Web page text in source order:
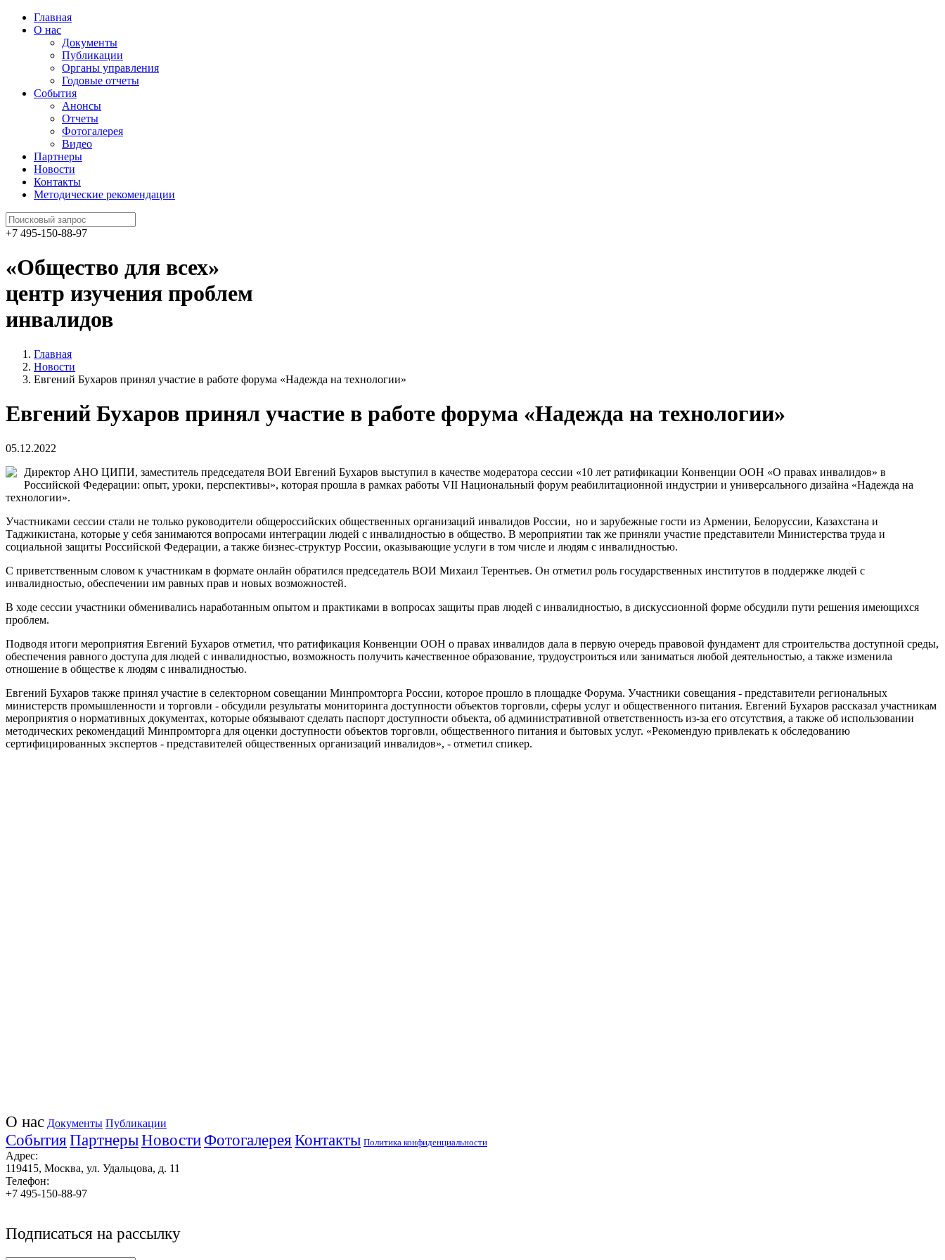
Главная
О нас
Документы
Публикации
Органы управления
Годовые отчеты
События
Анонсы
Отчеты
Фотогалерея
Видео
Партнеры
Новости
Контакты
Методические рекомендации
+7 495-150-88-97
«Общество для всех»
центр изучения проблем
инвалидов
Главная
Новости
Евгений Бухаров принял участие в работе форума «Надежда на технологии»
Евгений Бухаров принял участие в работе форума «Надежда на технологии»
05.12.2022
Директор АНО ЦИПИ, заместитель председателя ВОИ Евгений Бухаров выступил в качестве модератора сессии «10 лет ратификации Конвенции ООН «О правах инвалидов» в
Российской Федерации: опыт, уроки, перспективы», которая прошла в рамках работы VII Национальный форум реабилитационной индустрии и универсального дизайна «Надежда на
технологии».
Участниками сессии стали не только руководители общероссийских общественных организаций инвалидов России, но и зарубежные гости из Армении, Белоруссии, Казахстана и
Таджикистана, которые у себя занимаются вопросами интеграции людей с инвалидностью в общество. В мероприятии так же приняли участие представители Министерства труда и
социальной защиты Российской Федерации, а также бизнес-структур России, оказывающие услуги в том числе и людям с инвалидностью.
С приветственным словом к участникам в формате онлайн обратился председатель ВОИ Михаил Терентьев. Он отметил роль государственных институтов в поддержке людей с
инвалидностью, обеспечении им равных прав и новых возможностей.
В ходе сессии участники обменивались наработанным опытом и практиками в вопросах защиты прав людей с инвалидностью, в дискуссионной форме обсудили пути решения имеющихся
проблем.
Подводя итоги мероприятия Евгений Бухаров отметил, что ратификация Конвенции ООН о правах инвалидов дала в первую очередь правовой фундамент для строительства доступной среды,
обеспечения равного доступа для людей с инвалидностью, возможность получить качественное образование, трудоустроиться или заниматься любой деятельностью, а также изменила
отношение в обществе к людям с инвалидностью.
Евгений Бухаров также принял участие в селекторном совещании Минпромторга России, которое прошло в площадке Форума. Участники совещания - представители региональных
министерств промышленности и торговли - обсудили результаты мониторинга доступности объектов торговли, сферы услуг и общественного питания. Евгений Бухаров рассказал участникам
мероприятия о нормативных документах, которые обязывают сделать паспорт доступности объекта, об административной ответственность из-за его отсутствия, а также об использовании
методических рекомендаций Минпромторга для оценки доступности объектов торговли, общественного питания и бытовых услуг. «Рекомендую привлекать к обследованию
сертифицированных экспертов - представителей общественных организаций инвалидов», - отметил спикер.
О нас Документы Публикации
События ПартнерыНовости Фотогалерея Контакты Политика конфиденциальности
Адрес:
119415, Москва, ул. Удальцова, д. 11
Телефон:
+7 495-150-88-97
Подписаться на рассылку